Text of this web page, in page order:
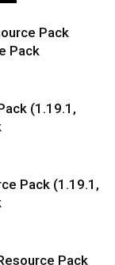
Pack
Pack
(1.19.1,
Pack (1.19.1,
Pack